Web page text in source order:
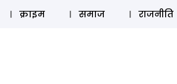
ऑडियो स्टोरी लॉग इन ⚲
क्राइम समाज राजनीति